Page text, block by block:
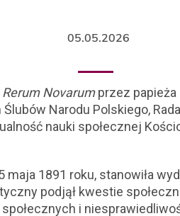
Rerum Novarumprzez papieża
Narodu Polskiego,
nauki społecznej
maja 1891 roku, stanowiła
podjął kwestie
społecznych i
05.05.2026